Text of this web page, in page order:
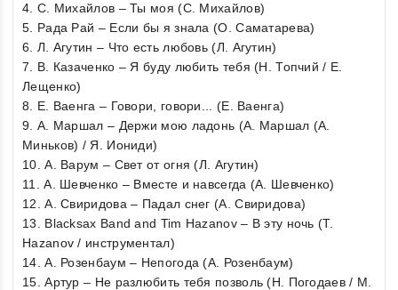
4. С. Михайлов – Ты моя (С. Михайлов)
5. Рада Рай – Если бы я знала (О. Саматарева)
6. Л. Агутин – Что есть любовь (Л. Агутин)
7. В. Казаченко – Я буду любить тебя (Н. Топчий / Е.
Лещенко)
8. Е. Ваенга – Говори, говори... (Е. Ваенга)
9. А. Маршал – Держи мою ладонь (А. Маршал (А.
Миньков) / Я. Иониди)
10. А. Варум – Свет от огня (Л. Агутин)
11. А. Шевченко – Вместе и навсегда (А. Шевченко)
12. А. Свиридова – Падал снег (А. Свиридова)
13. Blacksax Band and Tim Hazanov – В эту ночь (T.
Hazanov / инструментал)
14. А. Розенбаум – Непогода (А. Розенбаум)
15. Артур – Не разлюбить тебя позволь (Н. Погодаев / М.